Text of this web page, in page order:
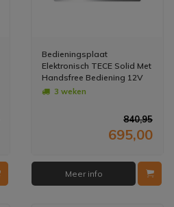
Bedieningsplaat
Elektronisch TECE Solid Met
Handsfree Bediening 12V
Net - Glans Chroom
3 weken
840,95
695,00
Meer info